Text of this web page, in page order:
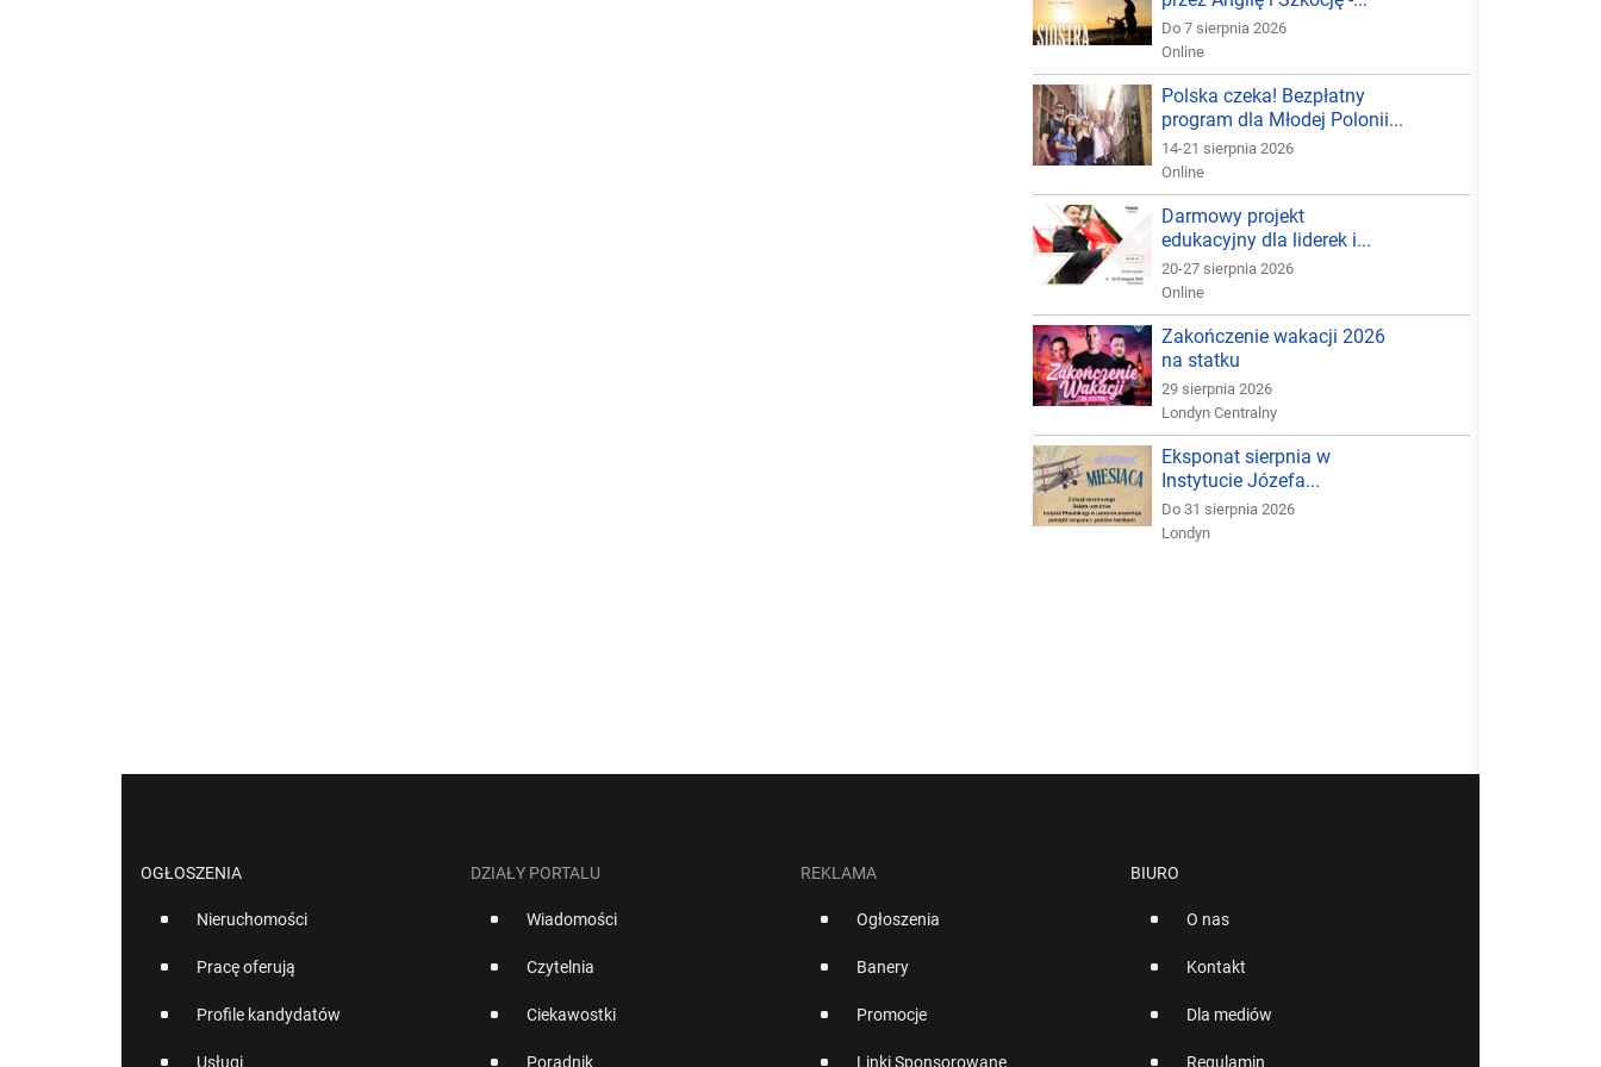
Do 7 sierpnia 2026
Online
Polska czeka! Bezpłatny
program dla Młodej Polonii...
14-21 sierpnia 2026
Online
Darmowy projekt
edukacyjny dla liderek i...
20-27 sierpnia 2026
Online
Zakończenie wakacji 2026
na statku
29 sierpnia 2026
Londyn Centralny
Eksponat sierpnia w
Instytucie Józefa...
Do 31 sierpnia 2026
Londyn
OGŁOSZENIA
Nieruchomości
Pracę oferują
Profile kandydatów
Usługi
DZIAŁY PORTALU
Wiadomości
Czytelnia
Ciekawostki
Poradnik
REKLAMA
Ogłoszenia
Banery
Promocje
Linki Sponsorowane
BIURO
O nas
Kontakt
Dla mediów
Regulamin